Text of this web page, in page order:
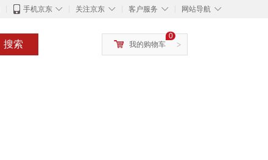
◇
手机京东 ◇
关注京东 ◇
客户服务 ◇
网站导航
搜索 >
0
我的购物车